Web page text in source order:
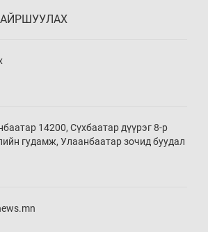
цаг 17 мин
цаг 47 мин
цаг 47 мин
14200, Сүхбаатар дүүрэг 8-р
гудамж, Улаанбаатар зочид буудал